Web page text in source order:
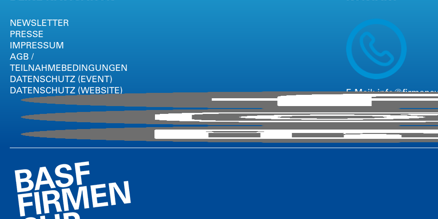
NEWSLETTER
PRESSE
IMPRESSUM
AGB /
TEILNAHMEBEDINGUNGEN
DATENSCHUTZ (EVENT)
DATENSCHUTZ (WEBSITE)
E-Mail:
Telefon: +